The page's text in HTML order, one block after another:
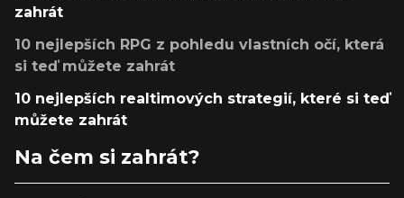
zahrát
10 nejlepších RPG z pohledu vlastních očí, která
si teď můžete zahrát
10 nejlepších realtimových strategií, které si teď
můžete zahrát
Na čem si zahrát?